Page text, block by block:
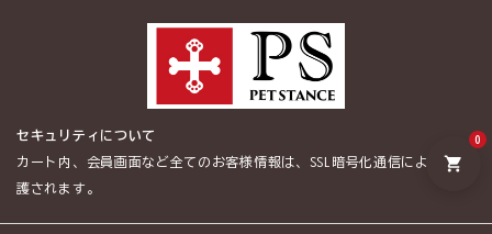
shopping_cart
0
セキュリティについて
カート内、会員画面など全てのお客様情報は、SSL暗号化通信によって保
護されます。